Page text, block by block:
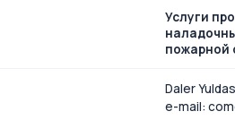
Услуги
пожарной
Daler
e-mail: